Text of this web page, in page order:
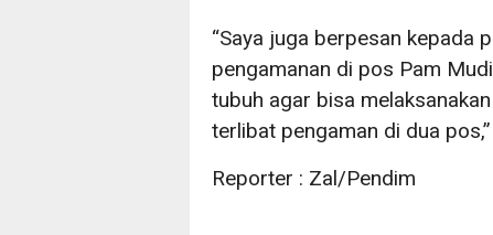
“Saya juga berpesan kepada
pengamanan di pos Pam
tubuh agar bisa
terlibat pengaman di dua
Reporter : Zal/Pendim